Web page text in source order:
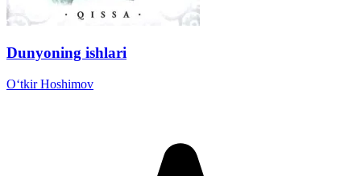
Dunyoning ishlari
Oʻtkir Hoshimov